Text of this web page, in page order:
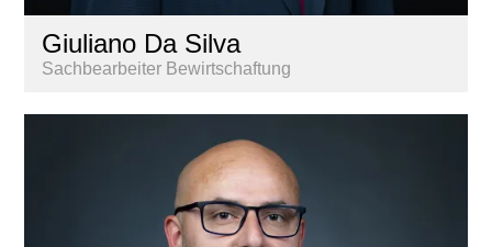
Giuliano Da Silva
Sachbearbeiter Bewirtschaftung